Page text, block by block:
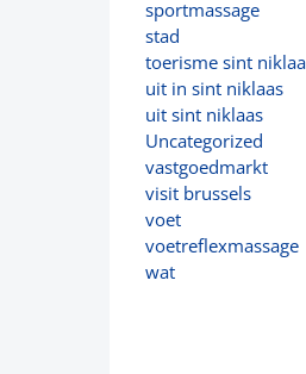
sportmassage
stad
toerisme sint
uit in sint niklaas
uit sint niklaas
Uncategorized
vastgoedmarkt
visit brussels
voet
voetreflexmassage
wat